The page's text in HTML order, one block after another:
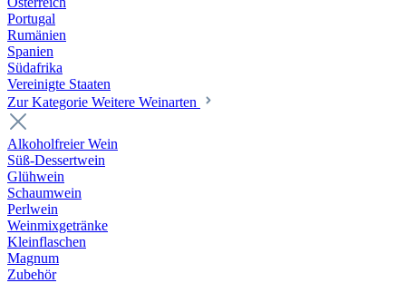
Portugal
Rumänien
Spanien
Südafrika
Vereinigte Staaten
Zur Kategorie Weitere Weinarten
Alkoholfreier Wein
Süß-Dessertwein
Glühwein
Schaumwein
Perlwein
Weinmixgetränke
Kleinflaschen
Magnum
Zubehör